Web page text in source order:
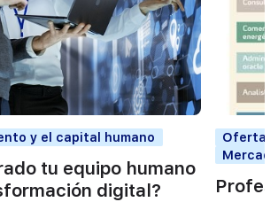
y el capital humano
tu equipo humano
digital?
Oferta y